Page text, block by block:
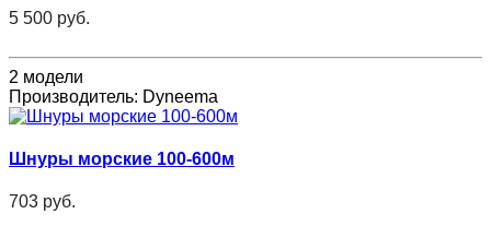
5 500 руб.
2 модели
Производитель: Dyneema
Шнуры морские 100-600м
703 руб.